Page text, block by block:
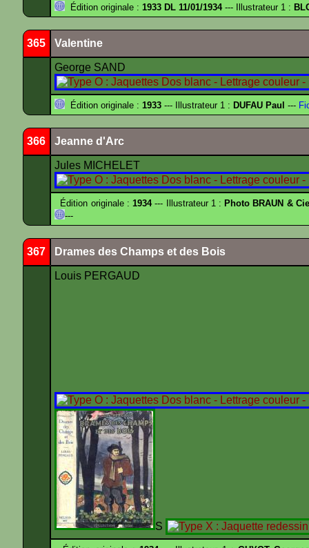
Édition originale : 1933 DL 11/01/1934--- Illustrateur 1 :
365 Valentine
George SAND
Édition originale : 1933 --- Illustrateur 1 : DUFAU Paul ---
366 Jeanne d'Arc
Jules MICHELET
Édition originale :1934--- Illustrateur 1 : Photo BRAUN &
---
367 Drames des Champs et des Bois
Louis PERGAUD
S